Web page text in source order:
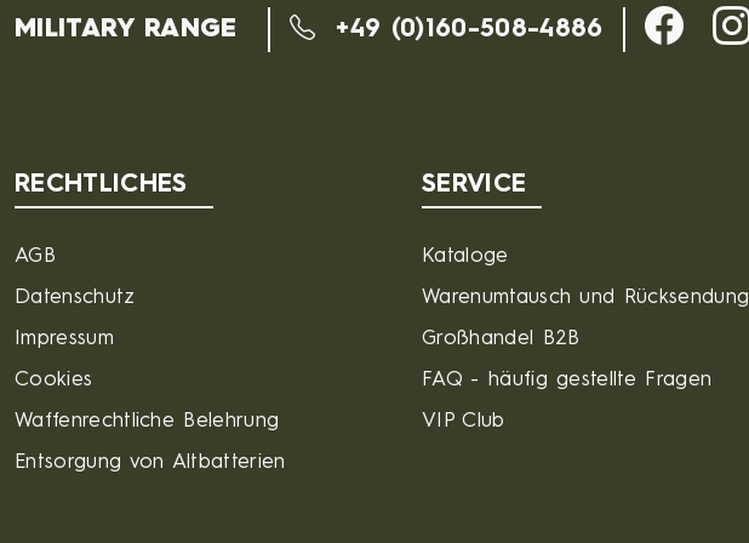
MILITARY RANGE +49 (0)160-508-4886
RECHTLICHES
AGB
Datenschutz
Impressum
Cookies
Waffenrechtliche Belehrung
Entsorgung von Altbatterien
SERVICE
Kataloge
Warenumtausch und Rücksendung
Großhandel B2B
FAQ - häufig gestellte Fragen
VIP Club